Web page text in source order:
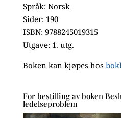
Språk: Norsk
Sider: 190
ISBN: 9788245019315
Utgave: 1. utg.
Boken kan kjøpes hos
For bestilling av boken
ledelseproblem